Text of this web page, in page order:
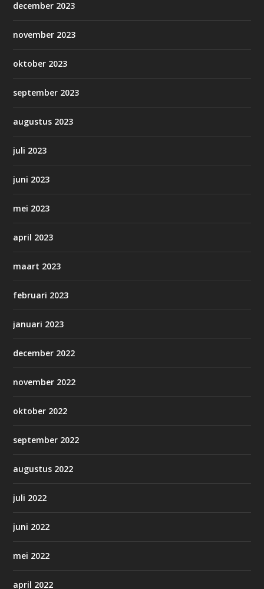
december 2023
november 2023
oktober 2023
september 2023
augustus 2023
juli 2023
juni 2023
mei 2023
april 2023
maart 2023
februari 2023
januari 2023
december 2022
november 2022
oktober 2022
september 2022
augustus 2022
juli 2022
juni 2022
mei 2022
april 2022